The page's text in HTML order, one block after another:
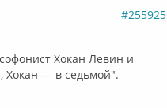
#255925
Хокан Левин и
Хокан — в седьмой".